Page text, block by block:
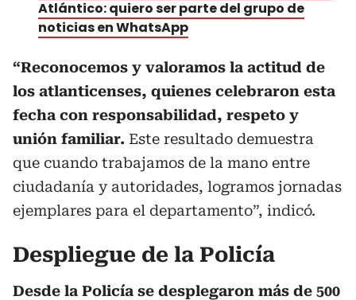
Atlántico: quiero ser parte del grupo de
noticias en WhatsApp
“Reconocemos y valoramos la actitud de
los atlanticenses, quienes celebraron esta
fecha con responsabilidad, respeto y
unión familiar. Este resultado demuestra
que cuando trabajamos de la mano entre
ciudadanía y autoridades, logramos jornadas
ejemplares para el departamento”, indicó.
Despliegue de la Policía
Desde la Policía se desplegaron más de 500